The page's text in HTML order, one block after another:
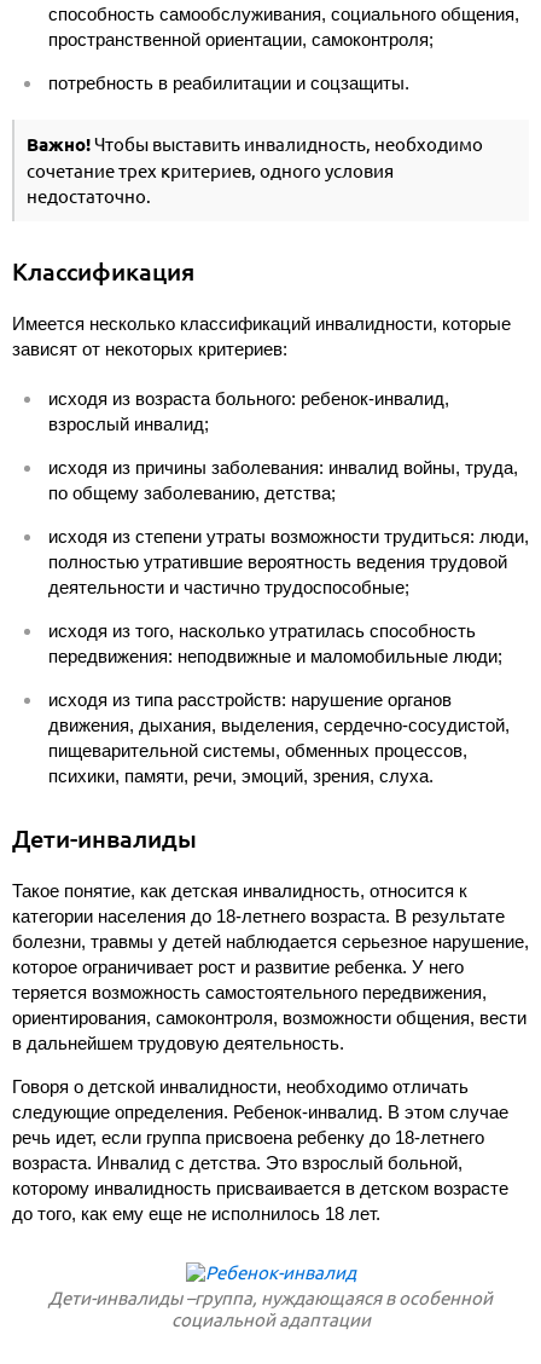
способность самообслуживания, социального общения,
пространственной ориентации, самоконтроля;
потребность в реабилитации и соцзащиты.
Важно!Чтобы выставить инвалидность, необходимо
сочетание трех критериев, одного условия
недостаточно.
Классификация
Имеется несколько классификаций инвалидности, которые
зависят от некоторых критериев:
исходя из возраста больного: ребенок-инвалид,
взрослый инвалид;
исходя из причины заболевания: инвалид войны, труда,
по общему заболеванию, детства;
исходя из степени утраты возможности трудиться: люди,
полностью утратившие вероятность ведения трудовой
деятельности и частично трудоспособные;
исходя из того, насколько утратилась способность
передвижения: неподвижные и маломобильные люди;
исходя из типа расстройств: нарушение органов
движения, дыхания, выделения, сердечно-сосудистой,
пищеварительной системы, обменных процессов,
психики, памяти, речи, эмоций, зрения, слуха.
Дети-инвалиды
Такое понятие, как детская инвалидность, относится к
категории населения до 18-летнего возраста. В результате
болезни, травмы у детей наблюдается серьезное нарушение,
которое ограничивает рост и развитие ребенка. У него
теряется возможность самостоятельного передвижения,
ориентирования, самоконтроля, возможности общения, вести
в дальнейшем трудовую деятельность.
Говоря о детской инвалидности, необходимо отличать
следующие определения. Ребенок-инвалид. В этом случае
речь идет, если группа присвоена ребенку до 18-летнего
возраста. Инвалид с детства. Это взрослый больной,
которому инвалидность присваивается в детском возрасте
до того, как ему еще не исполнилось 18 лет.
Дети-инвалиды –группа, нуждающаяся в особенной
социальной адаптации